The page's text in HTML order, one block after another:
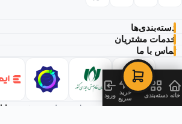
خانه دسته‌بندی
خرید
سریع ورود
دسته‌بندی‌ها
خدمات مشتریان
تماس با ما
© ۱۴۰۵ تمامی حقوق این وب‌سایت متعلق به پیشروموبایل